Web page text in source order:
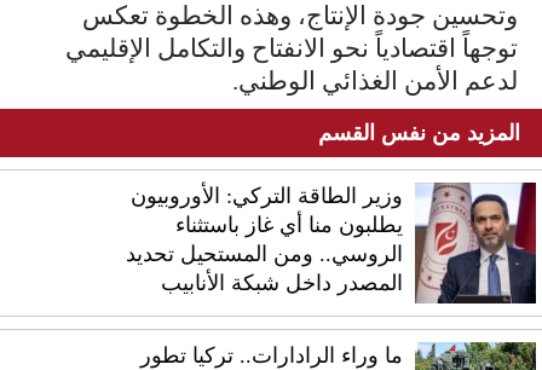
وتحسين جودة الإنتاج، وهذه الخطوة تعكس
توجهاً اقتصادياً نحو الانفتاح والتكامل الإقليمي
لدعم الأمن الغذائي الوطني.
المزيد من نفس القسم
وزير الطاقة التركي: الأوروبيون
يطلبون منا أي غاز باستثناء
الروسي.. ومن المستحيل تحديد
المصدر داخل شبكة الأنابيب
ما وراء الرادارات.. تركيا تطور